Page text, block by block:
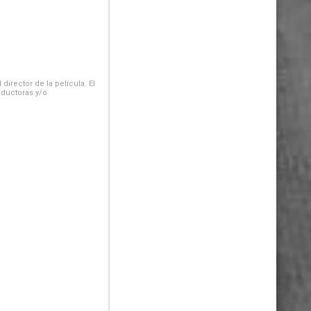
de la película. El
y/o